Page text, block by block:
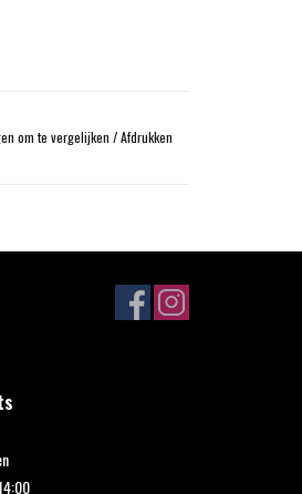
om te vergelijken /Afdrukken